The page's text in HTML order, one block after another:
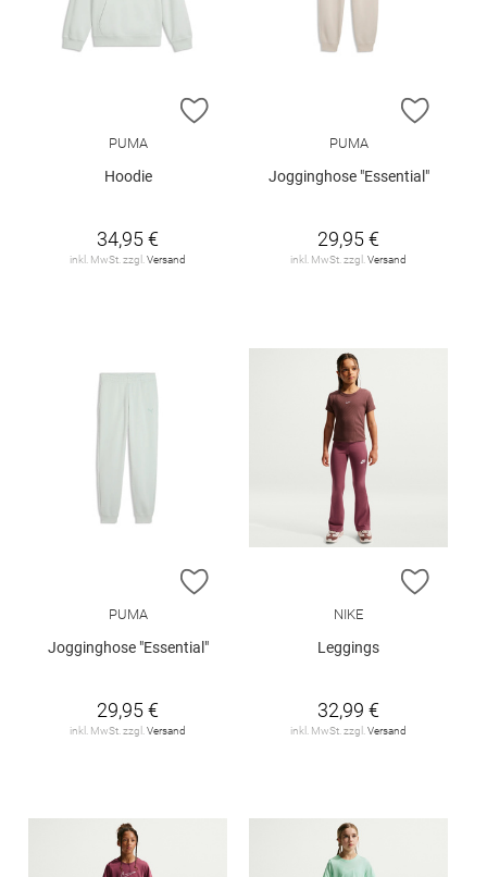
ZUR WUNSCHLISTE HINZUFÜGEN
PUMA
Hoodie
34,95 €
inkl. MwSt. zzgl. Versand
ZUR
PUMA
Jogginghose "Essential"
29,95 €
inkl. MwSt. zzgl. Versand
ZUR WUNSCHLISTE HINZUFÜGEN
PUMA
Jogginghose "Essential"
29,95 €
inkl. MwSt. zzgl. Versand
ZUR
NIKE
Leggings
32,99 €
inkl. MwSt. zzgl. Versand